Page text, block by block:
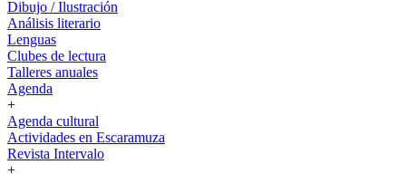
Dibujo / Ilustración
Análisis literario
Lenguas
Clubes de lectura
Talleres anuales
Agenda
+
Agenda cultural
Actividades en Escaramuza
Revista Intervalo
+